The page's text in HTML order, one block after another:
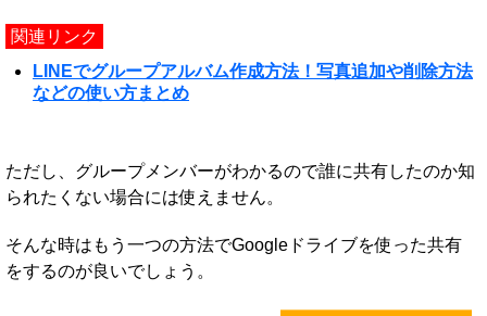
関連リンク
LINEでグループアルバム作成方法！写真追加や削除方法
などの使い方まとめ
ただし、グループメンバーがわかるので誰に共有したのか知
られたくない場合には使えません。
そんな時はもう一つの方法でGoogleドライブを使った共有
をするのが良いでしょう。